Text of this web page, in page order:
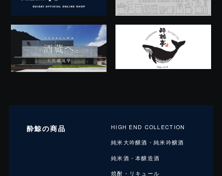
酔鯨の商品 HIGH END COLLECTION
純米大吟醸酒・純米吟醸酒
純米酒・本醸造酒
焼酎・リキュール